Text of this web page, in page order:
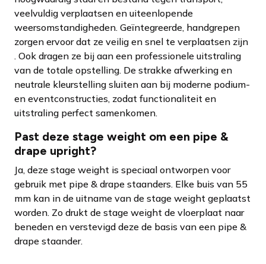
veelvuldig verplaatsen en uiteenlopende
weersomstandigheden. Geïntegreerde, handgrepen
zorgen ervoor dat ze veilig en snel te verplaatsen zijn
. Ook dragen ze bij aan een professionele uitstraling
van de totale opstelling. De strakke afwerking en
neutrale kleurstelling sluiten aan bij moderne podium-
en eventconstructies, zodat functionaliteit en
uitstraling perfect samenkomen.
Past deze stage weight om een pipe &
drape upright?
Ja, deze stage weight is speciaal ontworpen voor
gebruik met pipe & drape staanders. Elke buis van 55
mm kan in de uitname van de stage weight geplaatst
worden. Zo drukt de stage weight de vloerplaat naar
beneden en verstevigd deze de basis van een pipe &
drape staander.